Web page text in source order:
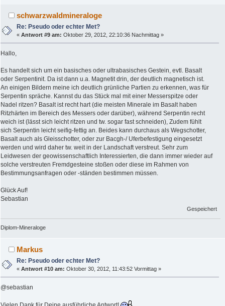
schwarzwaldmineraloge
Re: Pseudo oder echter Met?
«Antwort #9 am: Oktober 29, 2012, 22:10:36 Nachmittag »
Hallo,
Es handelt sich um ein basisches oder ultrabasisches Gestein, evtl. Basalt
oder Serpentinit. Da ist dann u.a. Magnetit drin, der deutlich magnetisch ist.
An einigen Bildern meine ich deutlich grünliche Partien zu erkennen, was für
Serpentin spräche. Kannst du das Stück mal mit einer Messerspitze oder
Nadel ritzen? Basalt ist recht hart (die meisten Minerale im Basalt haben
Ritzhärten im Bereich des Messers oder darüber), während Serpentin recht
weich ist (lässt sich leicht ritzen und tw. sogar fast schneiden), Zudem fühlt
sich Serpentin leicht seifig-fettig an. Beides kann durchaus als Wegschotter,
Basalt auch als Gleisschotter, oder zur Bacgh-/ Uferbefestigung eingesetzt
werden und wird daher tw. weit in der Landschaft verstreut. Sehr zum
Leidwesen der geowissenschaftlich Interessierten, die dann immer wieder auf
solche verstreuten Fremdgesteine stoßen oder diese im Rahmen von
Bestimmungsanfragen oder -ständen bestimmen müssen.
Glück Auf!
Sebastian
Gespeichert
Diplom-Mineraloge
Markus
Re: Pseudo oder echter Met?
«Antwort #10 am: Oktober 30, 2012, 11:43:52 Vormittag »
@sebastian